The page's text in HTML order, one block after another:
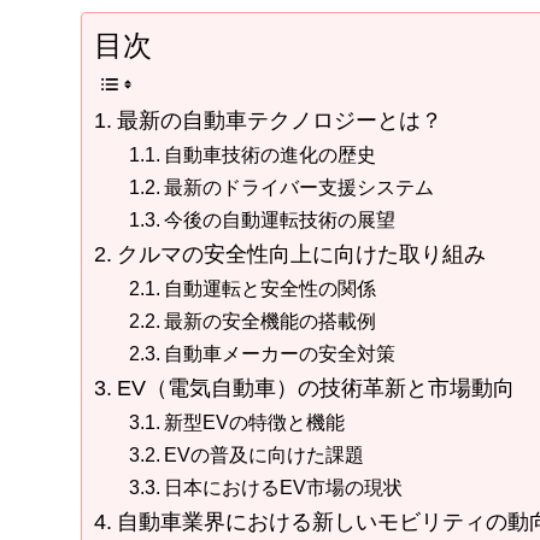
目次
最新の自動車テクノロジーとは？
自動車技術の進化の歴史
最新のドライバー支援システム
今後の自動運転技術の展望
クルマの安全性向上に向けた取り組み
自動運転と安全性の関係
最新の安全機能の搭載例
自動車メーカーの安全対策
EV（電気自動車）の技術革新と市場動向
新型EVの特徴と機能
EVの普及に向けた課題
日本におけるEV市場の現状
自動車業界における新しいモビリティの動